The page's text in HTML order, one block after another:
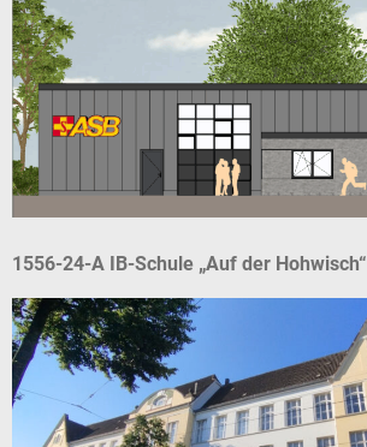
1556-24-A IB-Schule „Auf der Hohwisch“